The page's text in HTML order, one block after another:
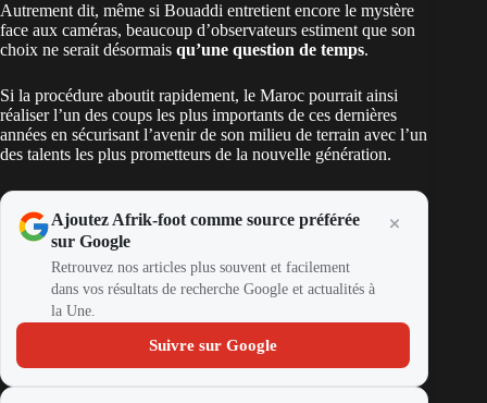
Autrement dit, même si Bouaddi entretient encore le mystère
face aux caméras, beaucoup d’observateurs estiment que son
choix ne serait désormais qu’une question de temps.
Si la procédure aboutit rapidement, le Maroc pourrait ainsi
réaliser l’un des coups les plus importants de ces dernières
années en sécurisant l’avenir de son milieu de terrain avec l’un
des talents les plus prometteurs de la nouvelle génération.
Ajoutez Afrik-foot comme source préférée
sur Google
Retrouvez nos articles plus souvent et facilement
dans vos résultats de recherche Google et actualités à
la Une.
Suivre sur Google